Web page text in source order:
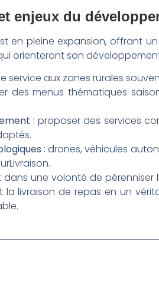
enjeux du
en pleine expansion, offrant
orienteront son
service aux zones rurales
des menus thématiques
: proposer des services
: drones, véhicules
une volonté de
la livraison de repas en un